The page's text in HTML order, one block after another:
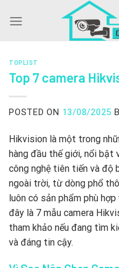
TOPLIST
Top 7 camera
POSTED ON 13/08/2025
Hikvision là một trong
hàng đầu thế giới, nổi bật
công nghệ tiên tiến và độ
ngoài trời, từ dòng phổ
luôn có sản phẩm phù
đây là 7 mẫu camera
tham khảo nếu đang tìm
và đáng tin cậy.